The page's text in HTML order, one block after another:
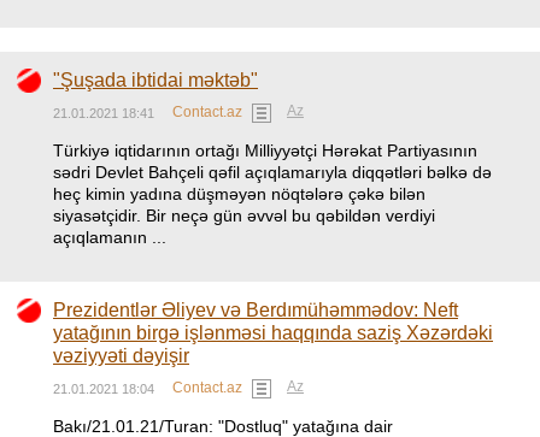
"Şuşada ibtidai məktəb"
21.01.2021 18:41 Contact.az Az
Türkiyə iqtidarının ortağı Milliyyətçi Hərəkat Partiyasının
sədri Devlet Bahçeli qəfil açıqlamarıyla diqqətləri bəlkə də
heç kimin yadına düşməyən nöqtələrə çəkə bilən
siyasətçidir. Bir neçə gün əvvəl bu qəbildən verdiyi
açıqlamanın ...
Prezidentlər Əliyev və Berdımühəmmədov: Neft
yatağının birgə işlənməsi haqqında saziş Xəzərdəki
vəziyyəti dəyişir
21.01.2021 18:04 Contact.az Az
Bakı/21.01.21/Turan: "Dostluq" yatağına dair